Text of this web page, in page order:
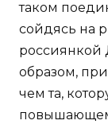
таком
сойдясь на
россиянкой
образом,
чем та,